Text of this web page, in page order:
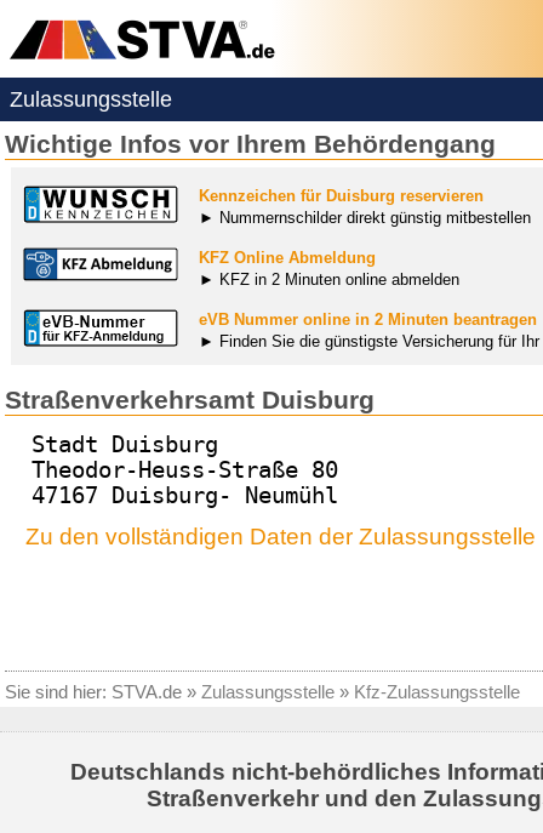
Zulassungsstelle
Wichtige Infos vor Ihrem Behördengang
Kennzeichen für Duisburg reservieren
► Nummernschilder direkt günstig mitbestellen
KFZ Online Abmeldung
► KFZ in 2 Minuten online abmelden
eVB Nummer online in 2 Minuten beantragen
► Finden Sie die günstigste Versicherung für
Straßenverkehrsamt Duisburg
Stadt Duisburg
Theodor-Heuss-Straße 80
47167 Duisburg- Neumühl
Zu den vollständigen Daten der Zulassungsstelle
Sie sind hier: STVA.de » Zulassungsstelle » Kfz-Zulassungsstelle
Deutschlands nicht-behördliches
Straßenverkehr und den